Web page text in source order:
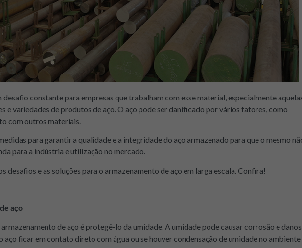
desafio constante para empresas que trabalham com esse material, especialmente
e variedades de produtos de aço. O aço pode ser danificado por vários fatores, como
com outros materiais.
para garantir a qualidade e a integridade do aço armazenado para que o mesmo
para a indústria e utilização no mercado.
desafios e as soluções para o armazenamento de aço em larga escala. Confira!
aço
de aço é protegê-lo da umidade. A umidade pode causar corrosão e danos
aço ficar em contato direto com água ou se houver condensação de umidade no ambiente